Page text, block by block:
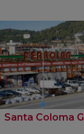
Santa Coloma